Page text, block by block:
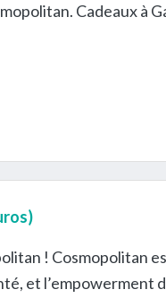
Cadeaux à
! Cosmopolitan
et l’empowerment